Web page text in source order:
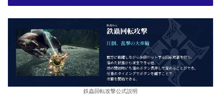
鉄蟲回転攻撃公式説明